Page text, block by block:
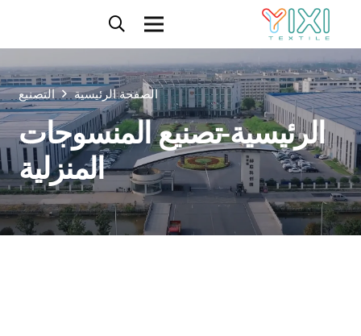
الصفحة الرئيسية التصنيع
الرئيسية-تصنيع المنسوجات
المنزلية